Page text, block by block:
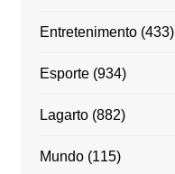
Entretenimento(433)
Esporte(934)
Lagarto(882)
Mundo(115)